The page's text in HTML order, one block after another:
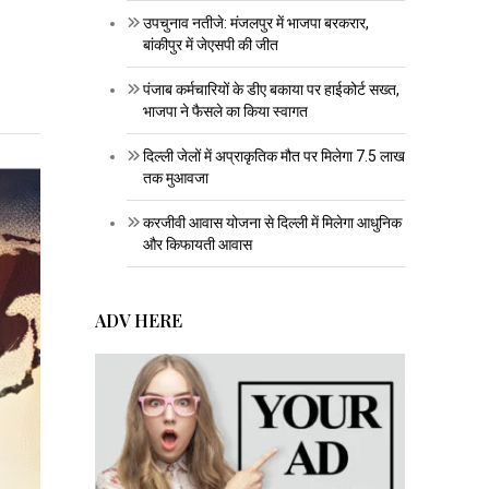
उपचुनाव नतीजे: मंजलपुर में भाजपा बरकरार,
बांकीपुर में जेएसपी की जीत
पंजाब कर्मचारियों के डीए बकाया पर हाईकोर्ट सख्त,
भाजपा ने फैसले का किया स्वागत
दिल्ली जेलों में अप्राकृतिक मौत पर मिलेगा 7.5 लाख
तक मुआवजा
करजीवी आवास योजना से दिल्ली में मिलेगा आधुनिक
और किफायती आवास
ADV HERE